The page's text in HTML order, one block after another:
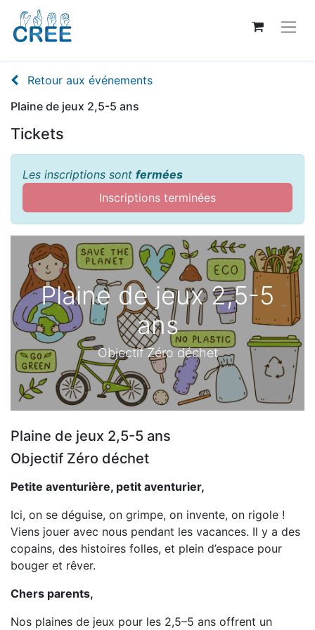
Retour aux événements
Plaine de jeux 2,5-5 ans
Tickets
Les inscriptions sont fermées
Inscriptions terminées
Plaine de jeux 2,5-5
ans
Objectif Zéro déchet
Plaine de jeux 2,5-5 ans
Objectif Zéro déchet
Petite aventurière, petit aventurier,
Ici, on se déguise, on grimpe, on invente, on rigole !
Viens jouer avec nous pendant les vacances. Il y a des
copains, des histoires folles, et plein d’espace pour
bouger et rêver.
Chers parents,
Nos plaines de jeux pour les 2,5–5 ans offrent un